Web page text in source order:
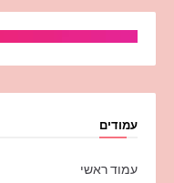
עמודים
עמוד ראשי